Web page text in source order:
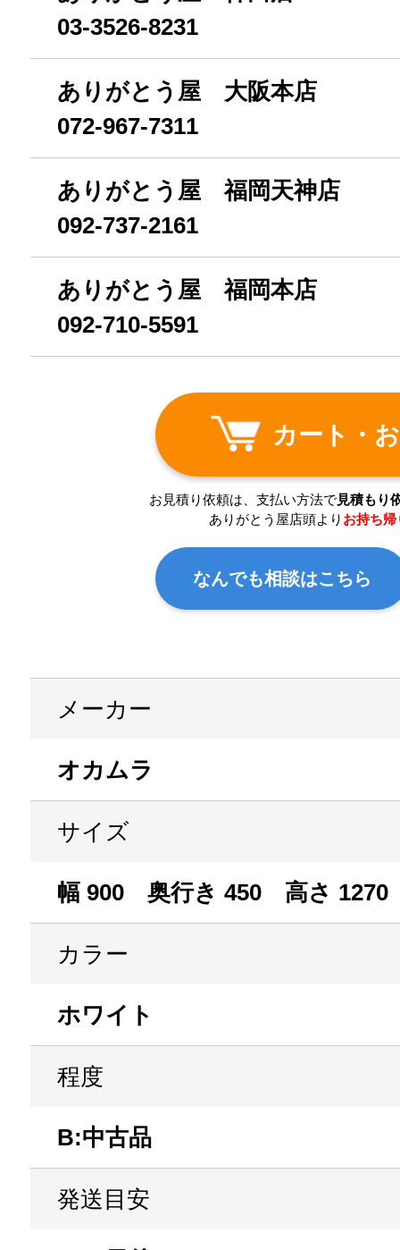
03-3526-8231
ありがとう屋 大阪本店
072-967-7311
ありがとう屋 福岡天神店
092-737-2161
ありがとう屋 福岡本店
092-710-5591
カート・
お見積り依頼は、支払い方法で見積もり
ありがとう屋店頭より お持ち帰
なんでも相談はこちら
メーカー
オカムラ
サイズ
幅 900 奥行き 450 高さ 1270
カラー
ホワイト
程度
B:中古品
発送目安